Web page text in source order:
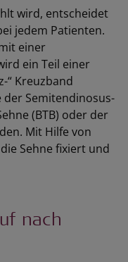
wird, entscheidet
jedem Patienten.
einer
ein Teil einer
“ Kreuzband
der Semitendinosus-
(BTB) oder der
Mit Hilfe von
Sehne fixiert und
nach